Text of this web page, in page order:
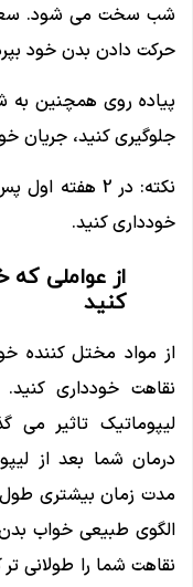
حرکت دادن بدن خود
پیاده روی همچنین
جلوگیری کنید، جریان
نکته: در 2
خودداری کنید.
از عواملی
کنید
از مواد مختل کننده
نقاهت خودداری
لیپوماتیک تاثیر می
درمان شما بعد از
مدت زمان بیشتری طول
الگوی طبیعی خواب
نقاهت شما را طولانی